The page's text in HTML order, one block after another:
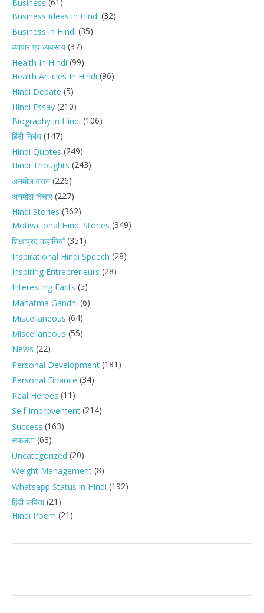
Business
Business Ideas in Hindi (32)
Business in Hindi (35)
व्यापार एवं व्यवसाय (37)
Health In Hindi (99)
Health Articles In Hindi (96)
Hindi Debate (5)
Hindi Essay (210)
Biography in Hindi (106)
हिंदी निबंध(147)
Hindi Quotes (249)
Hindi Thoughts (243)
अनमोल वचन (226)
अनमोल विचार(227)
Hindi Stories (362)
Motivational Hindi Stories (349)
शिक्षाप्रद कहानियाँ(351)
Inspirational Hindi Speech (28)
Inspiring Entrepreneurs (28)
Interesting Facts (5)
Mahatma Gandhi (6)
Miscellaneous (64)
Miscellaneous (55)
News (22)
Personal Development (181)
Personal Finance (34)
Real Heroes (11)
Self Improvement (214)
Success (163)
सफलता(63)
Uncategorized (20)
Weight Management (8)
Whatsapp Status in Hindi (192)
हिंदी कविता(21)
Hindi Poem (21)